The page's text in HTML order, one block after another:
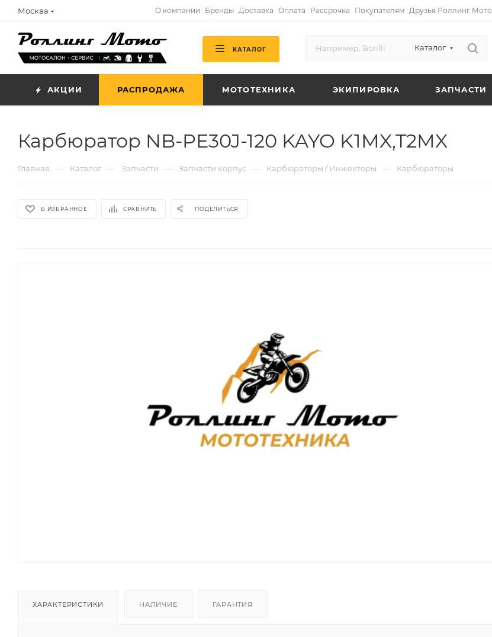
Москва О компании Бренды Доставка Оплата Рассрочка Покупателям Друзья Роллинг Мото
КАТАЛОГ Каталог
АКЦИИ РАСПРОДАЖА МОТОТЕХНИКА ЭКИПИРОВКА ЗАПЧАСТИ
Карбюратор NB-PE30J-120 KAYO K1MX,T2MX
Главная — Каталог — Запчасти — Запчасти корпус — Карбюраторы / Инжекторы — Карбюраторы
В ИЗБРАННОЕ СРАВНИТЬ ПОДЕЛИТЬСЯ
ХАРАКТЕРИСТИКИ НАЛИЧИЕ ГАРАНТИЯ